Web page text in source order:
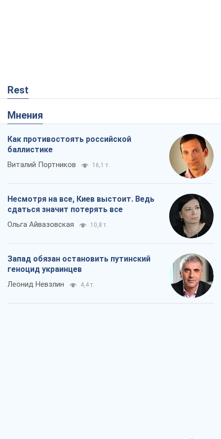
Rest
Мнения
Как противостоять российской
баллистике
Виталий Портников 16,1 т.
Несмотря на все, Киев выстоит. Ведь
сдаться значит потерять все
Ольга Айвазовская 10,8 т.
Запад обязан остановить путинский
геноцид украинцев
Леонид Невзлин 4,4 т.